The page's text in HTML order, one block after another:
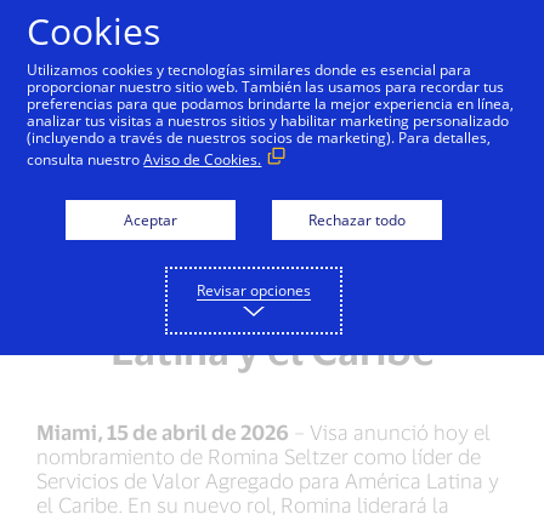
NOTAS DE PRENSA
Visa nombra a Romina
Seltzer como líder de
Servicios de Valor
Agregado para América
Latina y el Caribe
Miami, 15 de abril de 2026 – Visa anunció hoy el
nombramiento de Romina Seltzer como líder de
Servicios de Valor Agregado para América Latina y
el Caribe. En su nuevo rol, Romina liderará la
Cookies
Utilizamos cookies y tecnologías similares donde es esencial para
proporcionar nuestro sitio web. También las usamos para recordar tus
preferencias para que podamos brindarte la mejor experiencia en línea,
analizar tus visitas a nuestros sitios y habilitar marketing personalizado
(incluyendo a través de nuestros socios de marketing). Para detalles,
consulta nuestroAviso de Cookies.
Aceptar Rechazar todo
Revisar opciones